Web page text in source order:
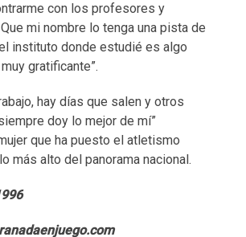
con los profesores y
mi nombre lo tenga una pista de
instituto donde estudié es algo
gratificante”.
hay días que salen y otros
doy lo mejor de mí”
que ha puesto el atletismo
más alto del panorama nacional.